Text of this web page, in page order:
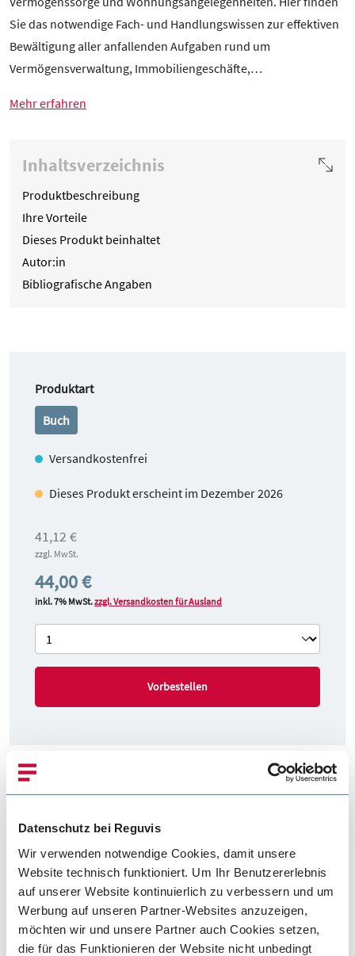
Datenschutz bei Reguvis
Wir verwenden notwendige Cookies, damit unsere
Website technisch funktioniert. Um Ihr Benutzererlebnis
auf unserer Website kontinuierlich zu verbessern und um
Werbung auf unseren Partner-Websites anzuzeigen,
möchten wir und unsere Partner auch Cookies setzen,
die für das Funktionieren der Website nicht unbedingt
Sie das notwendige Fach- und Handlungswissen zur effektiven
Bewältigung aller anfallenden Aufgaben rund um
Vermögensverwaltung, Immobiliengeschäfte,…
Mehr erfahren
Inhaltsverzeichnis
Produktbeschreibung
Ihre Vorteile
Dieses Produkt beinhaltet
Autor:in
Bibliografische Angaben
Produktartauswählen
Buch
Versandkostenfrei
Dieses Produkt erscheint im Dezember 2026
41,12 €
zzgl. MwSt.
44,00 €
inkl. 7% MwSt.zzgl. Versandkosten für Ausland
Vorbestellen
Produktbeschreibung
Das Standardwerk für die zentralen Aufgabenbereiche
Vermögenssorge und Wohnungsangelegenheiten. Hier finden
Sie das notwendige Fach- und Handlungswissen zur effektiven
Bewältigung aller anfallenden Aufgaben rund um
Vermögensverwaltung, Immobiliengeschäfte, Schenkungen,
Erben und Vererben, Mieten und Vermieten.